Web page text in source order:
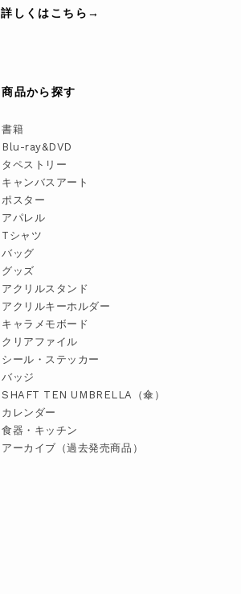
詳しくはこちら→
商品から探す
書籍
Blu-ray&DVD
タペストリー
キャンバスアート
ポスター
アパレル
Tシャツ
バッグ
グッズ
アクリルスタンド
アクリルキーホルダー
キャラメモボード
クリアファイル
シール・ステッカー
バッジ
SHAFT TEN UMBRELLA（傘）
カレンダー
食器・キッチン
アーカイブ（過去発売商品）